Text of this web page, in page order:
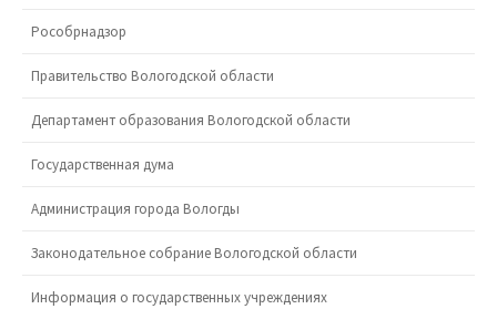
Рособрнадзор
Правительство Вологодской области
Департамент образования Вологодской области
Государственная дума
Администрация города Вологды
Законодательное собрание Вологодской области
Информация о государственных учреждениях